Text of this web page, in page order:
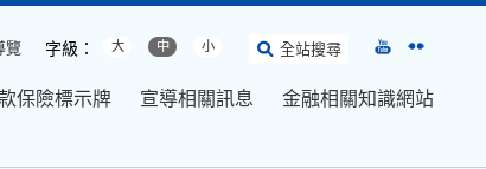
覽 字級： 大 中 小 全站搜尋
保險標示牌 宣導相關訊息 金融相關知識網站